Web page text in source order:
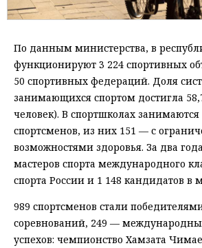
По данным министерства, в
функционируют 3 224 спортивных
50 спортивных федераций. Доля
занимающихся спортом достигла
человек). В спортшколах занимаются
спортсменов, из них 151 — с
возможностями здоровья. За два
мастеров спорта международного
спорта России и 1 148 кандидатов в
989 спортсменов стали
соревнований, 249 —
успехов: чемпионство Хамзата